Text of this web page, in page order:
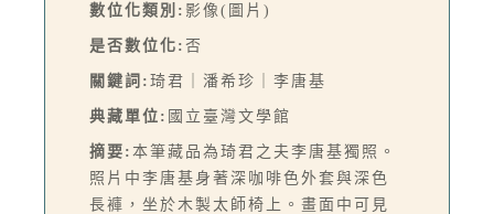
數位化類別: 影像(圖片)
是否數位化: 否
關鍵詞: 琦君｜潘希珍｜李唐基
典藏單位: 國立臺灣文學館
摘要: 本筆藏品為琦君之夫李唐基獨照。
照片中李唐基身著深咖啡色外套與深色
長褲，坐於木製太師椅上。畫面中可見